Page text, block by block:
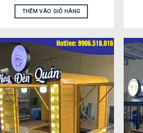
THÊM VÀO GIỎ HÀNG